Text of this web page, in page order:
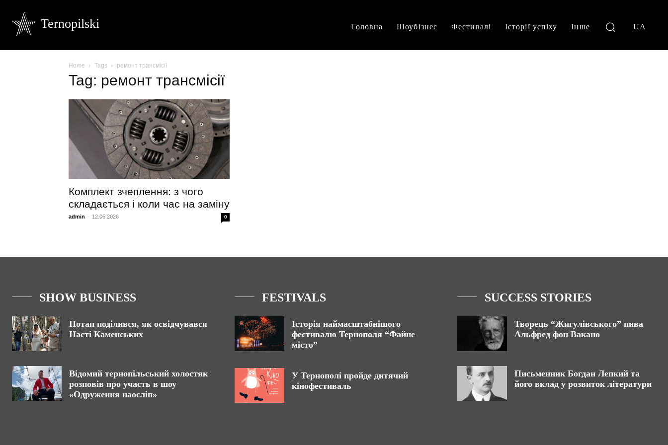
Ternopilski Головна Шоубізнес Фестивалі Історії успіху Інше UA
Home Tags ремонт трансмісії
Tag: ремонт трансмісії
Комплект зчеплення: з чого
складається і коли час на заміну
admin - 12.05.2026 0
SHOW BUSINESS
Потап поділився, як освідчувався
Насті Каменських
Відомий тернопільський холостяк
розповів про участь в шоу
«Одруження наосліп»
FESTIVALS
Історія наймасштабнішого
фестивалю Тернополя “Файне
місто”
У Тернополі пройде дитячий
кінофестиваль
SUCCESS STORIES
Творець “Жигулівського” пива
Альфред фон Вакано
Письменник Богдан Лепкий та
його вклад у розвиток літератури